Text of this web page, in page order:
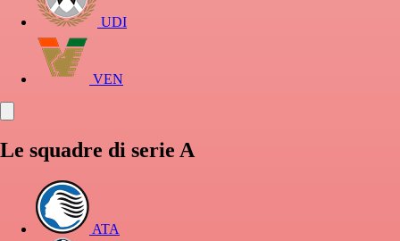
UDI
VEN
Le squadre di serie A
ATA